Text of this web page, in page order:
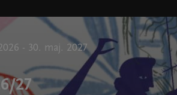
- 30. maj. 2027
27